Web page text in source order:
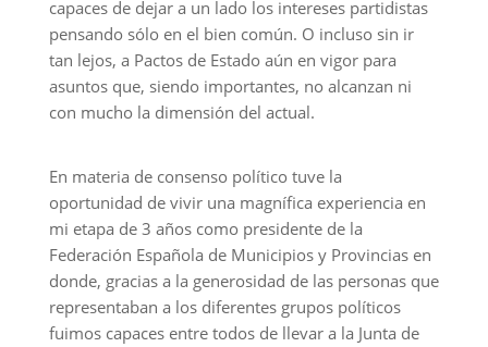
capaces de dejar a un lado los intereses partidistas
pensando sólo en el bien común. O incluso sin ir
tan lejos, a Pactos de Estado aún en vigor para
asuntos que, siendo importantes, no alcanzan ni
con mucho la dimensión del actual.
En materia de consenso político tuve la
oportunidad de vivir una magnífica experiencia en
mi etapa de 3 años como presidente de la
Federación Española de Municipios y Provincias en
donde, gracias a la generosidad de las personas que
representaban a los diferentes grupos políticos
fuimos capaces entre todos de llevar a la Junta de